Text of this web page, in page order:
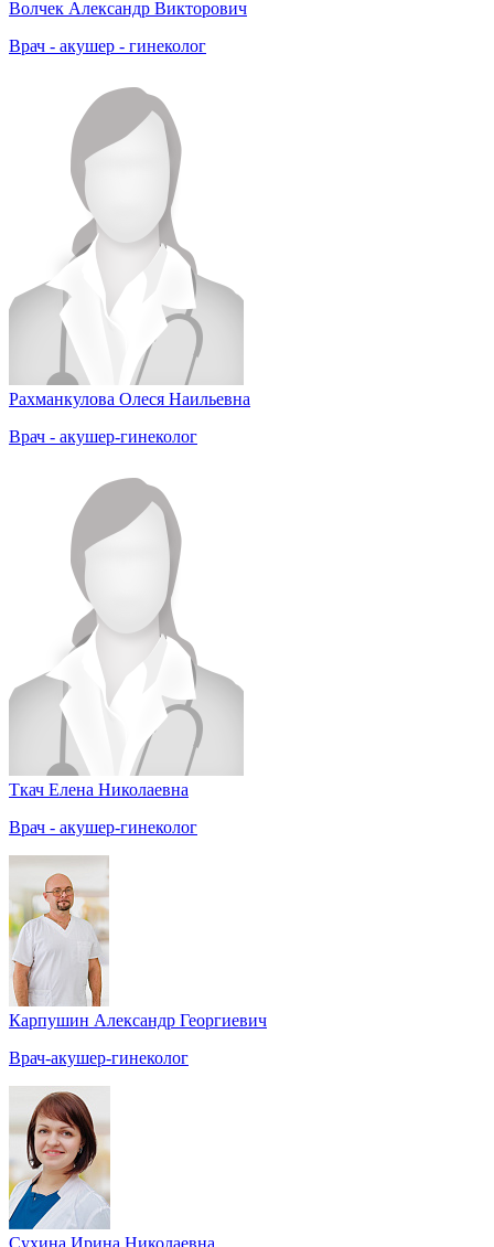
Волчек Александр Викторович
Врач - акушер - гинеколог
Рахманкулова Олеся Наильевна
Врач - акушер-гинеколог
Ткач Елена Николаевна
Врач - акушер-гинеколог
Карпушин Александр Георгиевич
Врач-акушер-гинеколог
Сухина Ирина Николаевна